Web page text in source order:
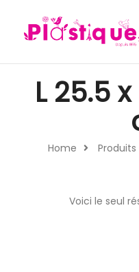
Home Produits
L 25.5
Voici le seul